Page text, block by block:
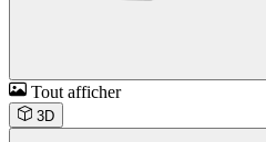
Tout afficher
3D